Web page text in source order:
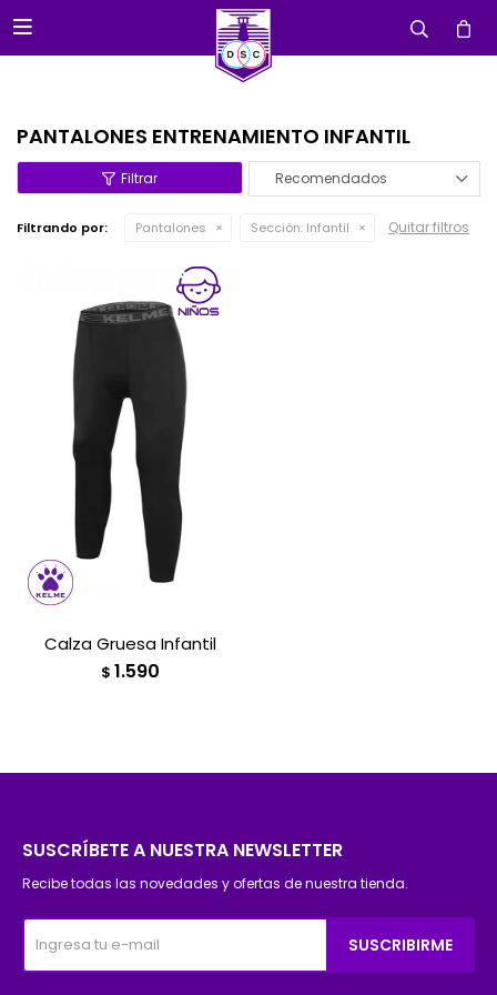

PANTALONES ENTRENAMIENTO INFANTIL
Recomendados
Filtrando por: Pantalones Sección: Infantil Quitar filtros
Calza Gruesa Infantil
$ 1.590
SUSCRÍBETE A NUESTRA NEWSLETTER
Recibe todas las novedades y ofertas de nuestra tienda.
SUSCRIBIRME